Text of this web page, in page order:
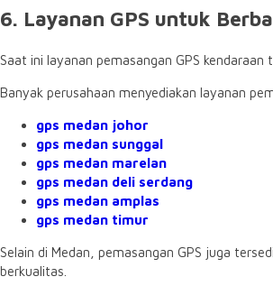
6. Layanan GPS untuk
Saat ini layanan pemasangan GPS
Banyak perusahaan menyediakan layanan
gps medan johor
gps medan sunggal
gps medan marelan
gps medan deli serdang
gps medan amplas
gps medan timur
Selain di Medan, pemasangan GPS juga
berkualitas.